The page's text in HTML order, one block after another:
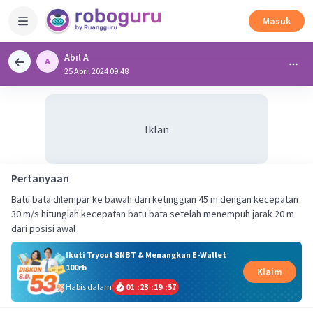
Masuk
Abil A
25 April 2024 09:48
Iklan
Pertanyaan
Batu bata dilempar ke bawah dari ketinggian 45 m dengan kecepatan
30 m/s hitunglah kecepatan batu bata setelah menempuh jarak 20 m
dari posisi awal
Ikuti Tryout SNBT & Menangkan E-Wallet
100rb
Habis dalam
01 :23 :19 :57
Klaim